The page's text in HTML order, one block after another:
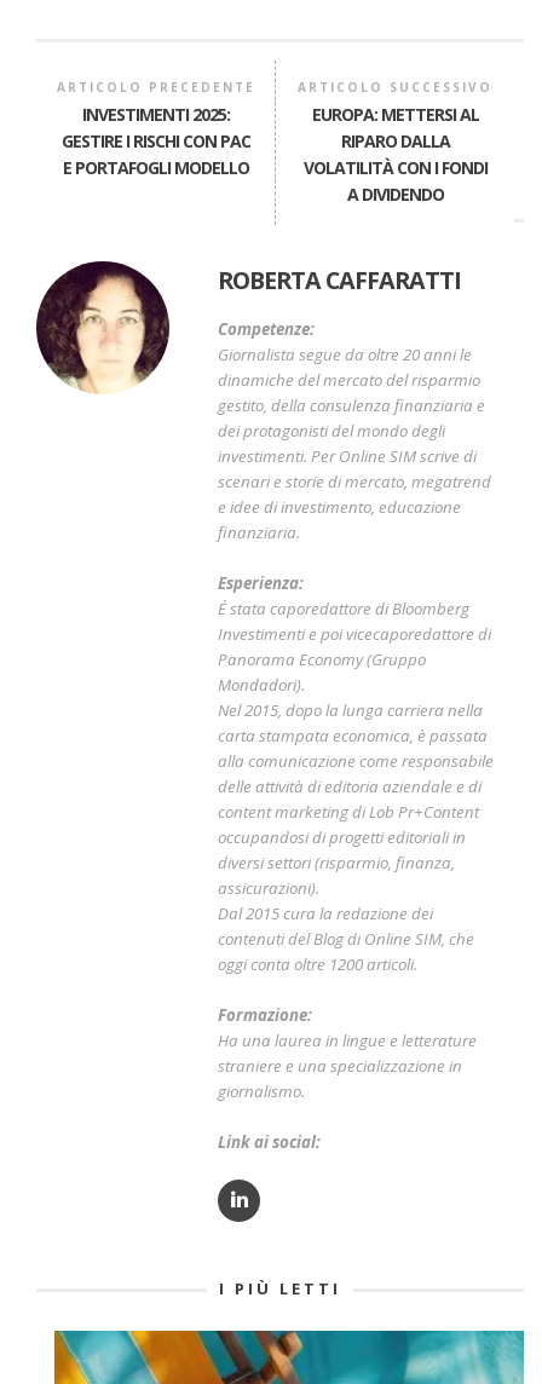
ARTICOLO PRECEDENTE
INVESTIMENTI 2025:
GESTIRE I RISCHI CON PAC
E PORTAFOGLI MODELLO
ARTICOLO SUCCESSIVO
EUROPA: METTERSI AL
RIPARO DALLA
VOLATILITÀ CON I FONDI
A DIVIDENDO
ROBERTA CAFFARATTI
Competenze:
Giornalista segue da oltre 20 anni le
dinamiche del mercato del risparmio
gestito, della consulenza finanziaria e
dei protagonisti del mondo degli
investimenti. Per Online SIM scrive di
scenari e storie di mercato, megatrend
e idee di investimento, educazione
finanziaria.
Esperienza:
É stata caporedattore di Bloomberg
Investimenti e poi vicecaporedattore di
Panorama Economy (Gruppo
Mondadori).
Nel 2015, dopo la lunga carriera nella
carta stampata economica, è passata
alla comunicazione come responsabile
delle attività di editoria aziendale e di
content marketing di Lob Pr+Content
occupandosi di progetti editoriali in
diversi settori (risparmio, finanza,
assicurazioni).
Dal 2015 cura la redazione dei
contenuti del Blog di Online SIM, che
oggi conta oltre 1200 articoli.
Formazione:
Ha una laurea in lingue e letterature
straniere e una specializzazione in
giornalismo.
Link ai social:
I PIÙ LETTI